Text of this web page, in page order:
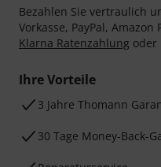
Bezahlen Sie vertraulich
Vorkasse, PayPal, Amazon
Klarna Ratenzahlung oder
Ihre Vorteile
3 Jahre Thomann
30 Tage Money-Back-